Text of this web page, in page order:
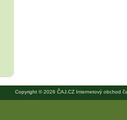
Copyright © 2026 ČAJ.CZ Internetový obchod